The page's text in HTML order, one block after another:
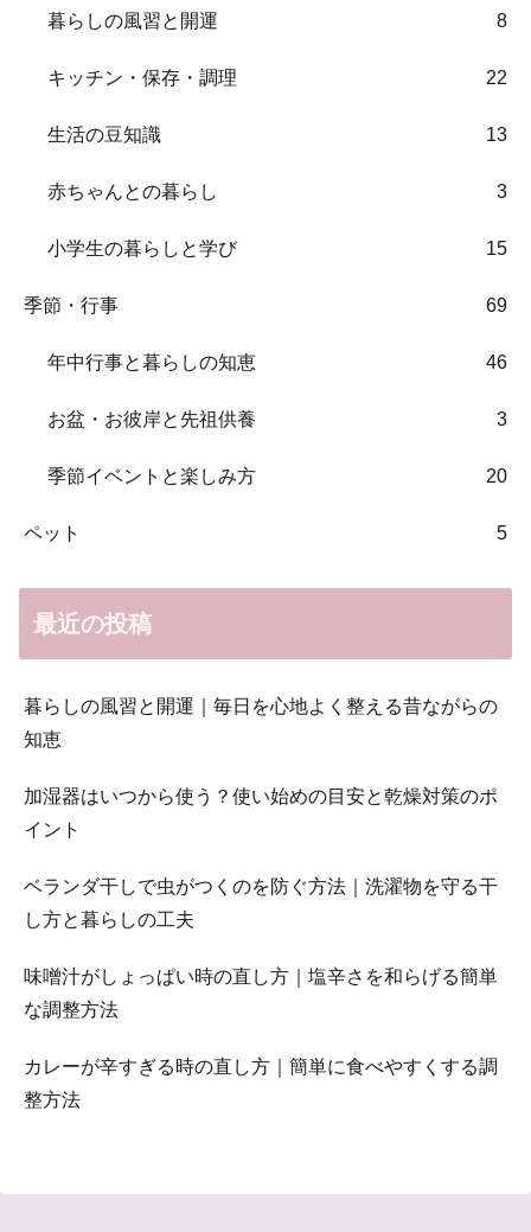
暮らしの風習と開運 8
キッチン・保存・調理 22
生活の豆知識 13
赤ちゃんとの暮らし 3
小学生の暮らしと学び 15
季節・行事 69
年中行事と暮らしの知恵 46
お盆・お彼岸と先祖供養 3
季節イベントと楽しみ方 20
ペット 5
最近の投稿
暮らしの風習と開運｜毎日を心地よく整える昔ながらの
知恵
加湿器はいつから使う？使い始めの目安と乾燥対策のポ
イント
ベランダ干しで虫がつくのを防ぐ方法｜洗濯物を守る干
し方と暮らしの工夫
味噌汁がしょっぱい時の直し方｜塩辛さを和らげる簡単
な調整方法
カレーが辛すぎる時の直し方｜簡単に食べやすくする調
整方法